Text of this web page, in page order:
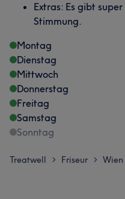
Extras: Es gibt
Stimmung.
Montag
Dienstag
Mittwoch
Donnerstag
Freitag
Samstag
Sonntag
Treatwell > Friseur > Wien